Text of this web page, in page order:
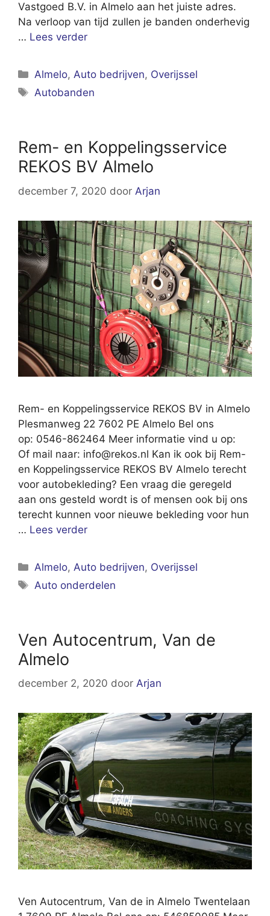
Vastgoed B.V. in Almelo aan het juiste adres.
Na verloop van tijd zullen je banden onderhevig
… Lees verder
Categorieën
Almelo,Auto bedrijven, Overijssel
Tags
Autobanden
Rem- en Koppelingsservice
REKOS BV Almelo
december 7, 2020 door Arjan
Rem- en Koppelingsservice REKOS BV in Almelo
Plesmanweg 22 7602 PE Almelo Bel ons
op: 0546-862464 Meer informatie vind u op:
Of mail naar: info@rekos.nl Kan ik ook bij Rem-
en Koppelingsservice REKOS BV Almelo terecht
voor autobekleding? Een vraag die geregeld
aan ons gesteld wordt is of mensen ook bij ons
terecht kunnen voor nieuwe bekleding voor hun
… Lees verder
Categorieën
Almelo, Auto bedrijven, Overijssel
Tags
Auto onderdelen
Ven Autocentrum, Van de
Almelo
december 2, 2020 door Arjan
Ven Autocentrum, Van de in Almelo Twentelaan